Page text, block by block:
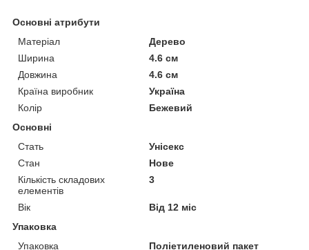
Основні атрибути
Матеріал
Дерево
Ширина
4.6 см
Довжина
4.6 см
Країна виробник
Україна
Колір
Бежевий
Основні
Стать
Унісекс
Стан
Нове
Кількість складових
елементів
3
Вік
Від 12 міс
Упаковка
Упаковка
Поліетиленовий пакет